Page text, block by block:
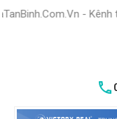
- Kênh thông tin
HỆ THỐNG TRUNG
TÂM
TÂN BÌNH